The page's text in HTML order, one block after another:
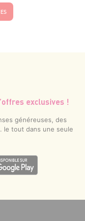
exclusives !
généreuses, des
le tout dans une seule